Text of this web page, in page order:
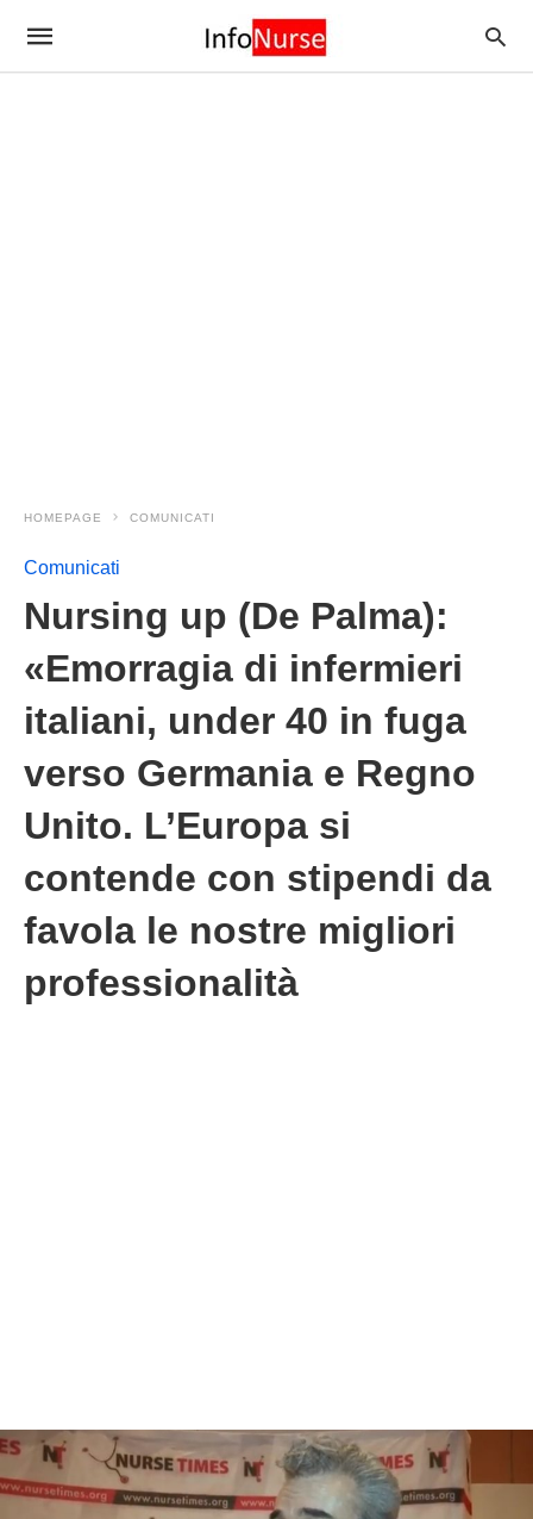
HOMEPAGE COMUNICATI
Comunicati
Nursing up (De Palma):
«Emorragia di infermieri
italiani, under 40 in fuga
verso Germania e Regno
Unito. L’Europa si
contende con stipendi da
favola le nostre migliori
professionalità